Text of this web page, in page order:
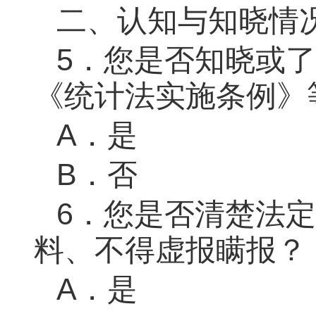
二、认知与知晓情
5． 您是否知晓或
《统计法实施条例
A． 是
B．否
6． 您是否清楚法
料、不得虚报瞒报？
A． 是